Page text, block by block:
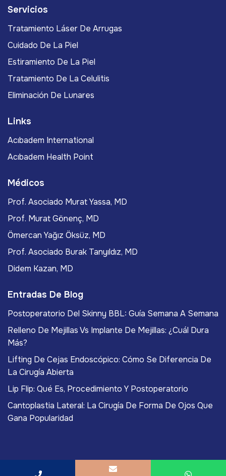
Servicios
Tratamiento Láser De Arrugas
Cuidado De La Piel
Estiramiento De La Piel
Tratamiento De La Celulitis
Eliminación De Lunares
Links
Acıbadem International
Acıbadem Health Point
Médicos
Prof. Asociado Murat Yassa, MD
Prof. Murat Gönenç, MD
Ömercan Yağız Öksüz, MD
Prof. Asociado Burak Tanyıldız, MD
Didem Kazan, MD
Entradas De Blog
Postoperatorio Del Skinny BBL: Guía Semana A Semana
Relleno De Mejillas Vs Implante De Mejillas: ¿Cuál Dura
Más?
Lifting De Cejas Endoscópico: Cómo Se Diferencia De
La Cirugía Abierta
Lip Flip: Qué Es, Procedimiento Y Postoperatorio
Cantoplastia Lateral: La Cirugía De Forma De Ojos Que
Gana Popularidad
Copyright ACIBADEM Beauty Center . Todos los